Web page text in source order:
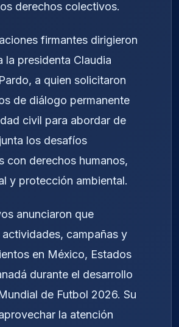
derechos colectivos.
firmantes dirigieron
la presidenta Claudia
a quien solicitaron
de diálogo permanente
civil para abordar de
los desafíos
con derechos humanos,
y protección ambiental.
anunciaron que
actividades, campañas y
en México, Estados
durante el desarrollo
de Futbol 2026. Su
la atención